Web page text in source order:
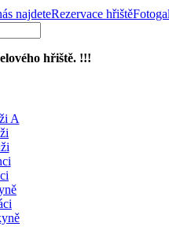
najdeteRezervace hřiště
hřiště. !!!
A